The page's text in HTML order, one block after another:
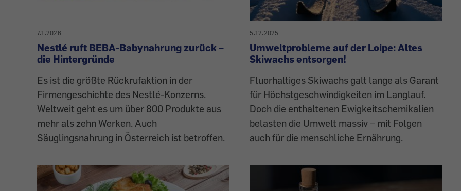
7.1.2026
Nestlé ruft BEBA-Babynahrung zurück –
die Hintergründe
Es ist die größte Rückrufaktion in der
Firmengeschichte des Nestlé-Konzerns.
Weltweit geht es um über 800 Produkte aus
mehr als zehn Werken. Auch
Säuglingsnahrung in Österreich ist betroffen.
5.12.2025
Umweltprobleme auf der Loipe: Altes
Skiwachs entsorgen!
Fluorhaltiges Skiwachs galt lange als Garant
für Höchstgeschwindigkeiten im Langlauf.
Doch die enthaltenen Ewigkeitschemikalien
belasten die Umwelt massiv – mit Folgen
auch für die menschliche Ernährung.